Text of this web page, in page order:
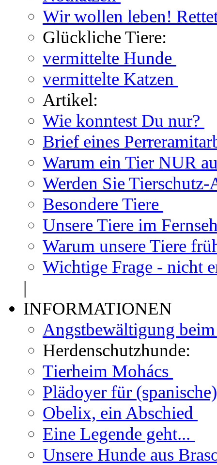
Wir wollen leben!
Glückliche Tiere:
vermittelte Hunde
vermittelte Katzen
Artikel:
Wie konntest Du nur?
Brief eines
Warum ein Tier NUR
Werden Sie
Besondere Tiere
Unsere Tiere im
Warum unsere Tiere
Wichtige Frage - nicht
|
INFORMATIONEN
Angstbewältigung
Herdenschutzhunde:
Tierheim Mohács
Plädoyer für
Obelix, ein Abschied
Eine Legende geht...
Unsere Hunde aus